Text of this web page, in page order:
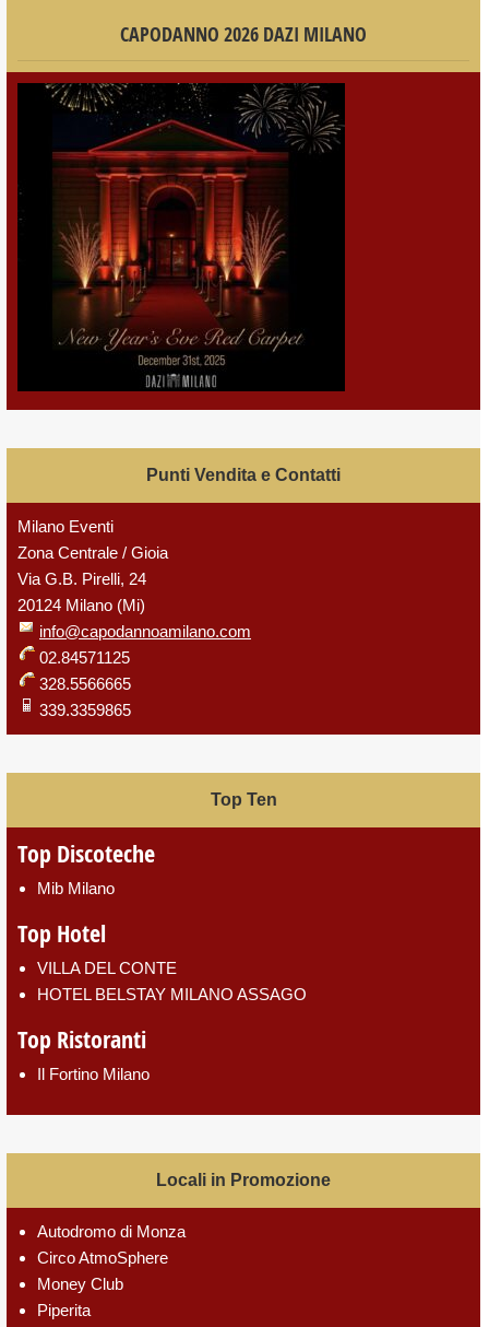
CAPODANNO 2026 DAZI MILANO
Punti Vendita e Contatti
Milano Eventi
Zona Centrale / Gioia
Via G.B. Pirelli, 24
20124 Milano (Mi)
info@capodannoamilano.com
02.84571125
328.5566665
339.3359865
Top Ten
Top Discoteche
Mib Milano
Top Hotel
VILLA DEL CONTE
HOTEL BELSTAY MILANO ASSAGO
Top Ristoranti
Il Fortino Milano
Locali in Promozione
Autodromo di Monza
Circo AtmoSphere
Money Club
Piperita